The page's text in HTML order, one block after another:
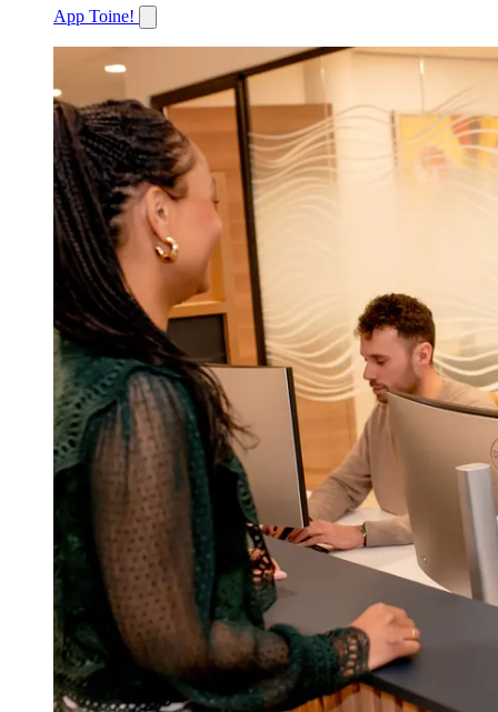
App Toine!